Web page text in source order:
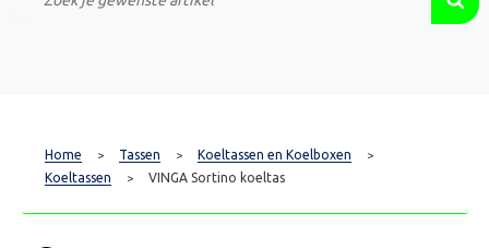
Custom Made Projecten
Home > Tassen > Koeltassen en Koelboxen >
Koeltassen > VINGA Sortino koeltas